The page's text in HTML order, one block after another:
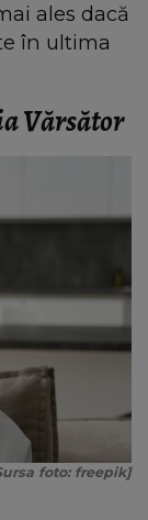
ales dacă
în ultima
Vărsător
foto: freepik]